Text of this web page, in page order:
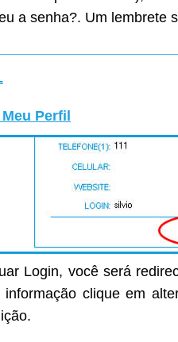
a senha?. Um
Perfil
Login, você será
informação clique em